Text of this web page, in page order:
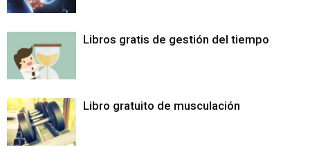
Libros gratis de gestión del tiempo
Libro gratuito de musculación